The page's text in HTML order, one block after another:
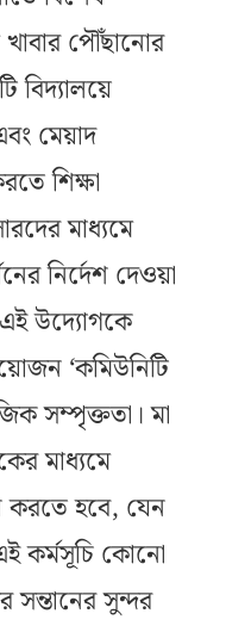
পৌঁছানোর
বিদ্যালয়ে
মেয়াদ
শিক্ষা
মাধ্যমে
নির্দেশ দেওয়া
উদ্যোগকে
‘কমিউনিটি
সম্পৃক্ততা। মা
মাধ্যমে
হবে, যেন
কর্মসূচি কোনো
সুন্দর